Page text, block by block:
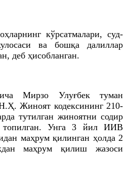
кўрсатмалари, суд-
ва бошқа далиллар
деб ҳисобланган.
Мирзо Улуғбек туман
Жиноят кодексининг 210-
тутилган жиноятни содир
топилган. Унга 3 йил ИИВ
маҳрум қилинган ҳолда 2
маҳрум қилиш жазоси